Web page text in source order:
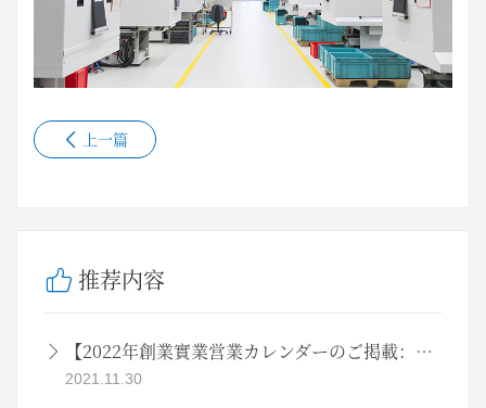
上一篇
推荐内容
【2022年創業實業営業カレンダーのご掲載：2021年11月吉日】
2021.11.30